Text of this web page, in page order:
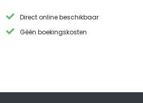
Direct online beschikbaar
Géén boekingskosten